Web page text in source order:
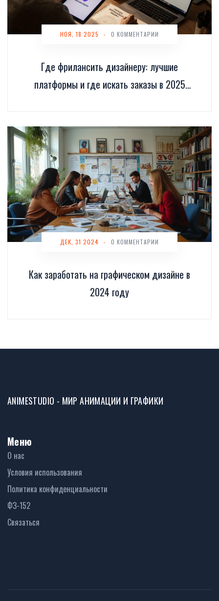
Где фрилансить дизайнеру: лучшие
платформы и где искать заказы в 2025
НОЯ, 18 2025 - 0 КОММЕНТАРИИ
Как заработать на графическом дизайне в
2024 году
ДЕК, 31 2024 - 0 КОММЕНТАРИИ
ANIMESTUDIO - МИР АНИМАЦИИ И ГРАФИКИ
Меню
О нас
Условия использования
Политика конфиденциальности
ФЗ-152
Связаться